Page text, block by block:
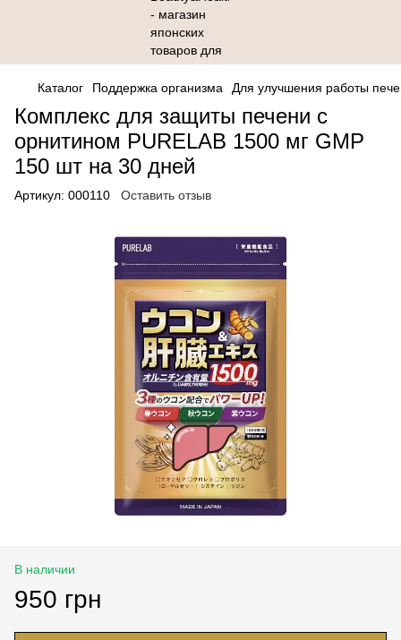
Каталог Поддержка организма Для улучшения работы
Комплекс для защиты печени с
орнитином PURELAB 1500 мг GMP
150 шт на 30 дней
Артикул: 000110 Оставить отзыв
В наличии
950 грн